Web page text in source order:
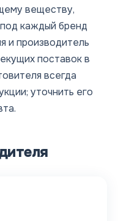
веществу,
каждый бренд
и производитель
поставок в
всегда
уточнить его